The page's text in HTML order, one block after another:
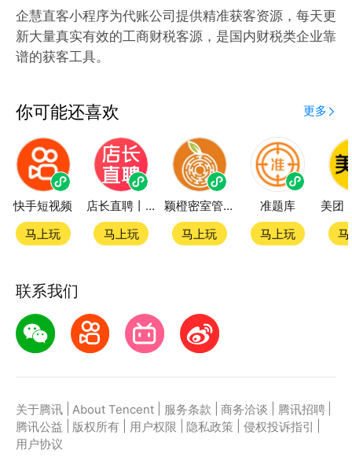
企慧直客小程序为代账公司提供精准获客资源，每天更
新大量真实有效的工商财税客源，是国内财税类企业靠
谱的获客工具。
你可能还喜欢 更多
快手短视频
马上玩
店长直聘丨求职招聘找工作
马上玩
颖橙密室管家SmartOrange
马上玩
准题库
马上玩
联系我们
关于腾讯 About Tencent 服务条款 商务洽谈 腾讯招聘
腾讯公益
版权所有 用户权限 隐私政策 侵权投诉指引
用户协议